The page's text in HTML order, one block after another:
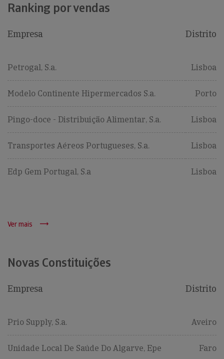
Ranking por vendas
Empresa Distrito
Petrogal, S.a. Lisboa
Modelo Continente Hipermercados S.a. Porto
Pingo-doce - Distribuição Alimentar, S.a. Lisboa
Transportes Aéreos Portugueses, S.a. Lisboa
Edp Gem Portugal, S.a Lisboa
Ver mais
Novas Constituições
Empresa Distrito
Prio Supply, S.a. Aveiro
Unidade Local De Saúde Do Algarve, Epe Faro